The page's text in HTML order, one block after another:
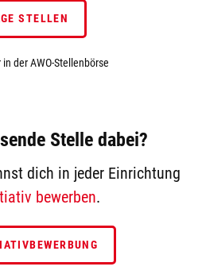
STELLEN
der AWO-Stellenbörse
Stelle dabei?
dich in jeder Einrichtung
bewerben.